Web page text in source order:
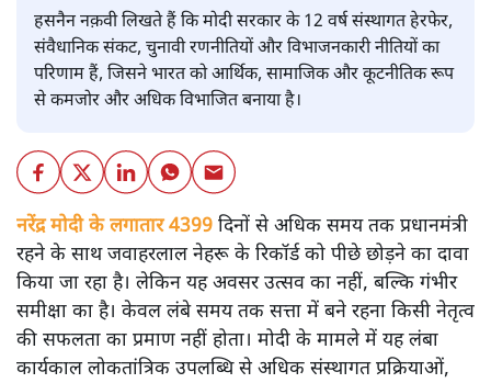
हसनैन नक़वी लिखते हैं कि मोदी सरकार के 12 वर्ष संस्थागत हेरफेर,
संवैधानिक संकट, चुनावी रणनीतियों और विभाजनकारी नीतियों का
परिणाम हैं, जिसने भारत को आर्थिक, सामाजिक और कूटनीतिक रूप
से कमजोर और अधिक विभाजित बनाया है।
नरेंद्र मोदी के लगातार 4399 दिनों से अधिक समय तक प्रधानमंत्री
रहने के साथ जवाहरलाल नेहरू के रिकॉर्ड को पीछे छोड़ने का दावा
किया जा रहा है। लेकिन यह अवसर उत्सव का नहीं, बल्कि गंभीर
समीक्षा का है। केवल लंबे समय तक सत्ता में बने रहना किसी नेतृत्व
की सफलता का प्रमाण नहीं होता। मोदी के मामले में यह लंबा
कार्यकाल लोकतांत्रिक उपलब्धि से अधिक संस्थागत प्रक्रियाओं,